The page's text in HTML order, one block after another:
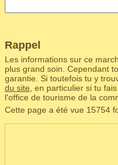
Rappel
Les informations sur ce
plus grand soin. Cependant
garantie. Si toutefois tu y
du site , en particulier si tu
l'office de tourisme de la
Cette page a été vue 15754